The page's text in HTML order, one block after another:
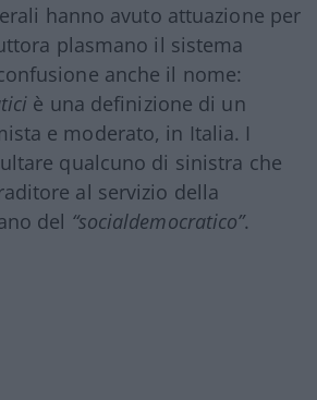
hanno avuto attuazione per
plasmano il sistema
anche il nome:
è una definizione di un
e moderato, in Italia. I
qualcuno di sinistra che
al servizio della
del “socialdemocratico”.